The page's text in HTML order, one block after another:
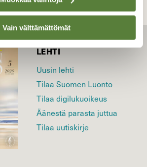
Vain välttämättömät
LEHTI
Uusin lehti
Tilaa Suomen Luonto
Tilaa digilukuoikeus
Äänestä parasta juttua
Tilaa uutiskirje